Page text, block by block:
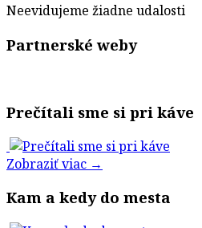
Neevidujeme žiadne udalosti
Partnerské weby
Prečítali sme si pri káve
Zobraziť viac →
Kam a kedy do mesta